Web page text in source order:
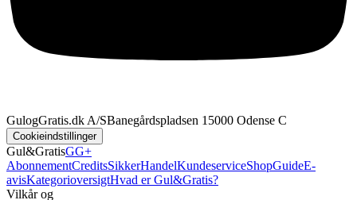
GulogGratis.dk A/SBanegårdspladsen 1 5000 Odense C
Cookieindstillinger
Gul&GratisGG+
AbonnementCreditsSikkerHandelKundeserviceShopGuideE-
avisKategorioversigtHvad er Gul&Gratis?
Vilkår og